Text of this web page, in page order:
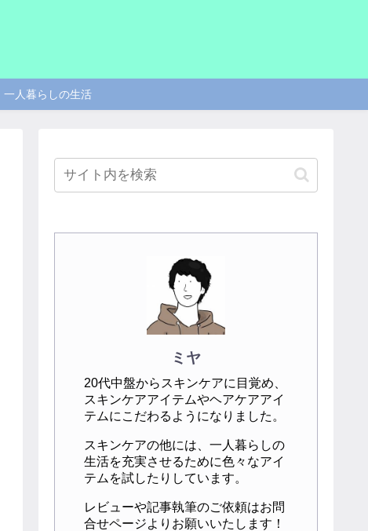
一人暮らしの生活
ミヤ
20代中盤からスキンケアに目覚め、
スキンケアアイテムやヘアケアアイ
テムにこだわるようになりました。
スキンケアの他には、一人暮らしの
生活を充実させるために色々なアイ
テムを試したりしています。
レビューや記事執筆のご依頼はお問
合せページよりお願いいたします！